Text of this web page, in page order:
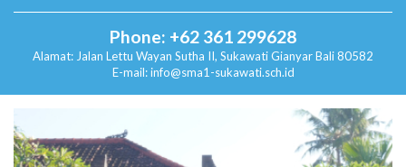
Phone: +62 361 299628
Alamat: Jalan Lettu Wayan Sutha II, SukawatiGianyar Bali 80582
E-mail: info@sma1-sukawati.sch.id